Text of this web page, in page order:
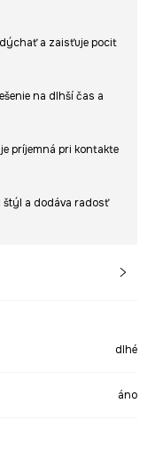
dýchať a zaisťuje pocit
na dlhší čas a
príjemná pri kontakte
a dodáva radosť
dlhé
áno